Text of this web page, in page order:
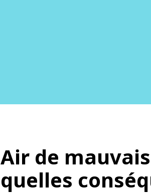
Air de
quelles